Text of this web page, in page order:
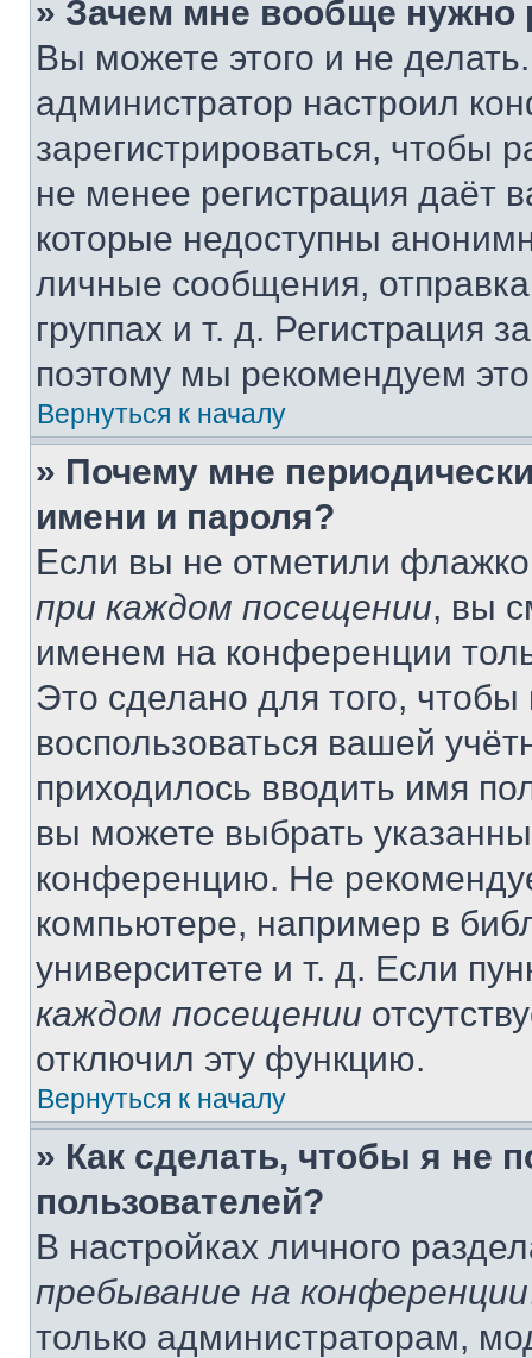
» Зачем мне вообще нужно
Вы можете этого и не
администратор настроил
зарегистрироваться, чтобы
не менее регистрация даёт
которые недоступны
личные сообщения,
группах и т. д. Регистрация
поэтому мы рекомендуем
Вернуться к началу
» Почему мне
имени и пароля?
Если вы не отметили
при каждом посещении, вы
именем на конференции
Это сделано для того, чтобы
воспользоваться вашей
приходилось вводить имя
вы можете выбрать
конференцию. Не
компьютере, например в
университете и т. д. Если
каждом посещении
отключил эту функцию.
Вернуться к началу
» Как сделать, чтобы я не
пользователей?
В настройках личного
пребывание на конференции
только администраторам,